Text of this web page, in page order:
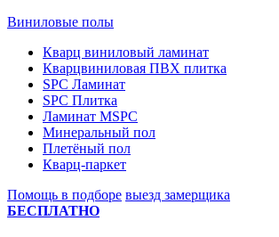
Виниловые полы
Кварц виниловый ламинат
Кварцвиниловая ПВХ плитка
SPC Ламинат
SPC Плитка
Ламинат MSPC
Минеральный пол
Плетёный пол
Кварц-паркет
Помощь в подборе выезд замерщика
БЕСПЛАТНО